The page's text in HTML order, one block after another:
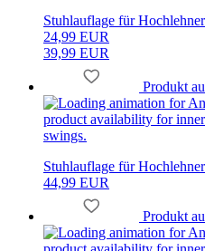
Stuhlauflage für
24,99 EUR
39,99 EUR
Produkt
Stuhlauflage für
44,99 EUR
Produkt